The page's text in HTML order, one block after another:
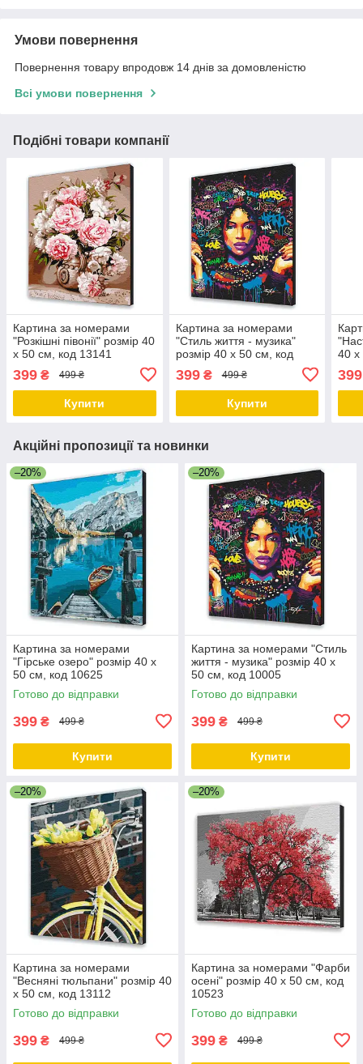
Умови повернення
Повернення товару впродовж 14 днів за домовленістю
Всі умови повернення
Подібні товари компанії
Картина за номерами
"Розкішні півонії" розмір 40
х 50 см, код 13141
399 ₴ 499 ₴
Купити
Картина за номерами
"Стиль життя - музика"
розмір 40 х 50 см, код
399₴ 499 ₴
Купити
40 х
399
Акційні пропозиції та новинки
–20%
Картина за номерами
"Гірське озеро" розмір 40 х
50 см, код 10625
Готово до відправки
399 ₴ 499 ₴
Купити
–20%
Картина за номерами "Стиль
життя - музика" розмір 40 х
50 см, код 10005
Готово до відправки
399 ₴ 499 ₴
Купити
–20%
Картина за номерами
"Весняні тюльпани" розмір 40
х 50 см, код 13112
Готово до відправки
399 ₴ 499 ₴
–20%
Картина за номерами "Фарби
осені" розмір 40 х 50 см, код
10523
Готово до відправки
399 ₴ 499 ₴